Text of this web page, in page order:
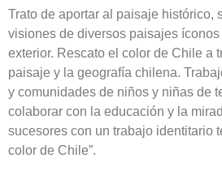
Trato de aportar al paisaje histórico,
visiones de diversos paisajes íconos
exterior. Rescato el color de Chile a
paisaje y la geografía chilena.
y comunidades de niños y niñas de
colaborar con la educación y la
sucesores con un trabajo identitario
color de Chile”.